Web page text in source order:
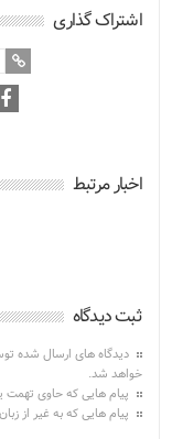
اشتراک گذاری
اخبار مرتبط
ثبت دیدگاه
دیدگاه های ارسال شده
خواهد شد.
پیام هایی که حاوی تهمت
پیام هایی که به غیر از